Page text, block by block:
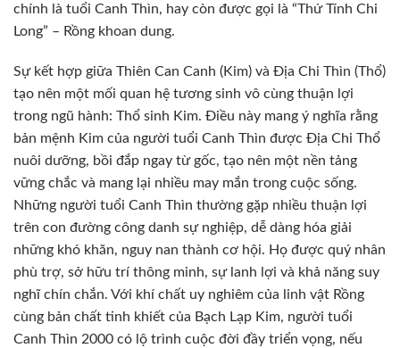
chính là tuổi Canh Thìn, hay còn được gọi là “Thứ Tính Chi
Long” – Rồng khoan dung.
Sự kết hợp giữa Thiên Can Canh (Kim) và Địa Chi Thìn (Thổ)
tạo nên một mối quan hệ tương sinh vô cùng thuận lợi
trong ngũ hành: Thổ sinh Kim. Điều này mang ý nghĩa rằng
bản mệnh Kim của người tuổi Canh Thìn được Địa Chi Thổ
nuôi dưỡng, bồi đắp ngay từ gốc, tạo nên một nền tảng
vững chắc và mang lại nhiều may mắn trong cuộc sống.
Những người tuổi Canh Thìn thường gặp nhiều thuận lợi
trên con đường công danh sự nghiệp, dễ dàng hóa giải
những khó khăn, nguy nan thành cơ hội. Họ được quý nhân
phù trợ, sở hữu trí thông minh, sự lanh lợi và khả năng suy
nghĩ chín chắn. Với khí chất uy nghiêm của linh vật Rồng
cùng bản chất tinh khiết của Bạch Lạp Kim, người tuổi
Canh Thìn 2000 có lộ trình cuộc đời đầy triển vọng, nếu